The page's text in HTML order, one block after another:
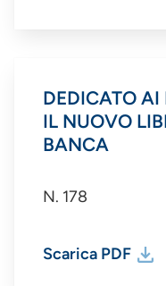
DEDICATO AI
IL NUOVO
BANCA
N. 178
Scarica PDF